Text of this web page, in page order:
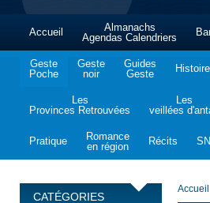
Accueil
Almanachs
Agendas Calendriers
Geste
Poche
Geste
noir
Guides
Geste
Histoire
Les
Provinces Retrouvées
Les
veillées
Pratique
Romance
en région
Récits
CATÉGORIES
Accueil